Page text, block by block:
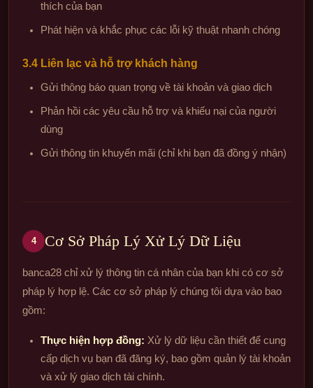
thích của bạn
Phát hiện và khắc phục các lỗi kỹ thuật nhanh chóng
3.4 Liên lạc và hỗ trợ khách hàng
Gửi thông báo quan trọng về tài khoản và giao dịch
Phản hồi các yêu cầu hỗ trợ và khiếu nại của người
dùng
Gửi thông tin khuyến mãi (chỉ khi bạn đã đồng ý nhận)
4 Cơ Sở Pháp Lý Xử Lý Dữ Liệu
banca28 chỉ xử lý thông tin cá nhân của bạn khi có cơ sở
pháp lý hợp lệ. Các cơ sở pháp lý chúng tôi dựa vào bao
gồm:
Thực hiện hợp đồng: Xử lý dữ liệu cần thiết để cung
cấp dịch vụ bạn đã đăng ký, bao gồm quản lý tài khoản
và xử lý giao dịch tài chính.